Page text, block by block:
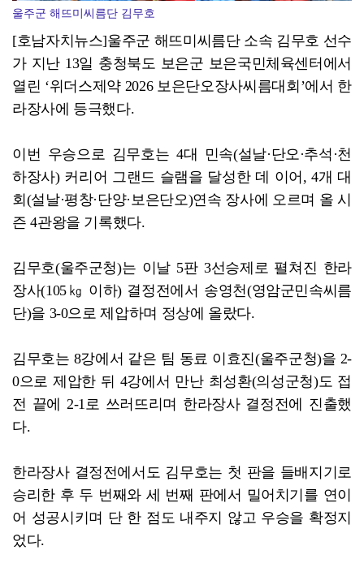
울주군 해뜨미씨름단 김무호
[호남자치뉴스]울주군 해뜨미씨름단 소속 김무호 선수
가 지난 13일 충청북도 보은군 보은국민체육센터에서
열린 ‘위더스제약 2026 보은단오장사씨름대회’에서 한
라장사에 등극했다.
이번 우승으로 김무호는 4대 민속(설날·단오·추석·천
하장사) 커리어 그랜드 슬램을 달성한 데 이어, 4개 대
회(설날·평창·단양·보은단오)연속 장사에 오르며 올 시
즌 4관왕을 기록했다.
김무호(울주군청)는 이날 5판 3선승제로 펼쳐진 한라
장사(105㎏ 이하) 결정전에서 송영천(영암군민속씨름
단)을 3-0으로 제압하며 정상에 올랐다.
김무호는 8강에서 같은 팀 동료 이효진(울주군청)을 2-
0으로 제압한 뒤 4강에서 만난 최성환(의성군청)도 접
전 끝에 2-1로 쓰러뜨리며 한라장사 결정전에 진출했
다.
한라장사 결정전에서도 김무호는 첫 판을 들배지기로
승리한 후 두 번째와 세 번째 판에서 밀어치기를 연이
어 성공시키며 단 한 점도 내주지 않고 우승을 확정지
었다.